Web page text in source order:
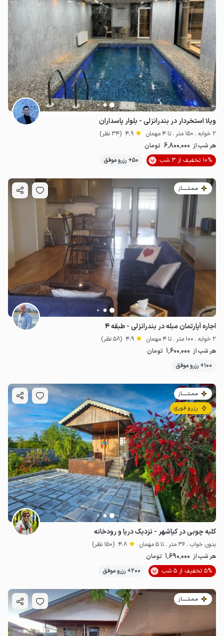
4میلیون ت 5
ویلا استخردار در بندرانزلی - بلوار پاسداران
2 خوابه . 150 متر . تا 4 مهمان 4.9 (34 نظر)
هر شب از 6٬800٬000 تومان
10% تخفیف از 3 شب
50+ رزرو موفق
مـمـتــــــاز
اجاره آپارتمان مبله در بندرانزلی - طبقه ۴
2 خوابه . 100 متر . تا 4 مهمان 4.9 (58 نظر)
هر شب از 1٬600٬000 تومان
100+ رزرو موفق
مـمـتــــــاز
رزرو فوری
کلبه چوبی در کیاشهر - نزدیک دریا و رودخانه
بدون خواب . 36 متر . تا 5 مهمان 4.8 (150 نظر)
هر شب از 1٬690٬000 تومان
5% تخفیف از 5 شب
200+ رزرو موفق
مـمـتــــــاز